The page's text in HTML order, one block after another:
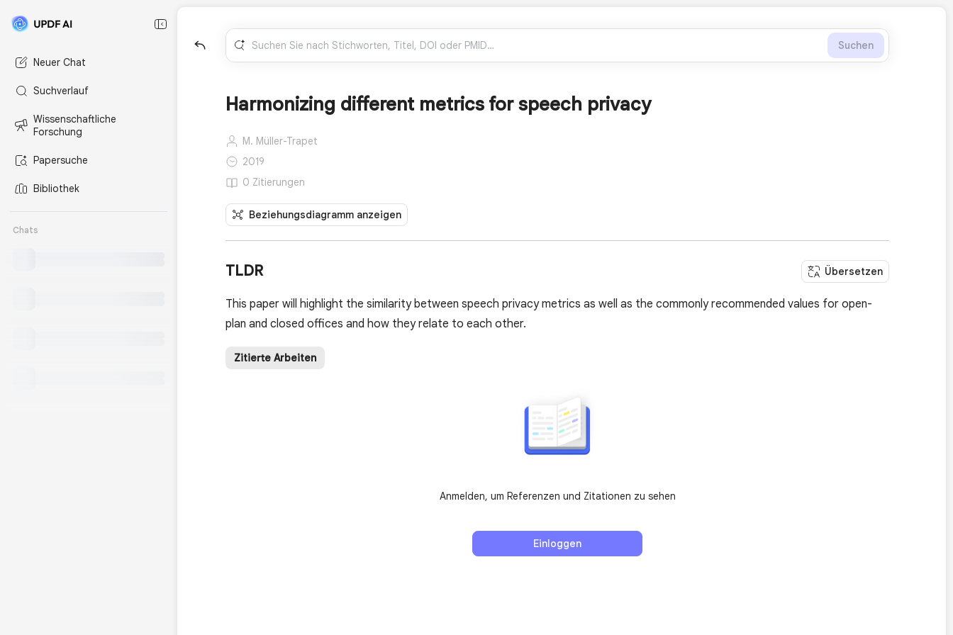
Neuer Chat
Suchverlauf
Wissenschaftliche
Forschung
Papersuche
Bibliothek
Chats
Suchen
Harmonizing different metrics for speech privacy
M. Müller-Trapet
2019
0 Zitierungen
Beziehungsdiagramm anzeigen
TLDR Übersetzen
This paper will highlight the similarity between speech privacy metrics as well as the commonly recommended values for open-
plan and closed offices and how they relate to each other.
Zitierte Arbeiten
Anmelden, um Referenzen und Zitationen zu sehen
Einloggen